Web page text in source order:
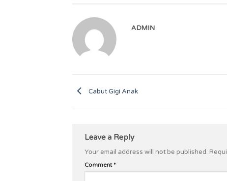
ADMIN
Cabut Gigi Anak
Leave a Reply
Your email address will not be published.
Comment *